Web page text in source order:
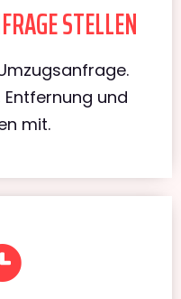
STELLEN
Entfernung und
mit.